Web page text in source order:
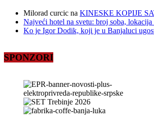
Milorad curcic na KINESKE KOPIJE
Najveći hotel na svetu: broj soba,
Ko je Igor Dodik, koji je u Banjaluci
SPONZORI